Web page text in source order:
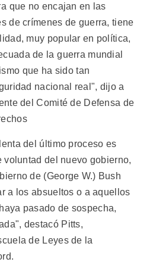
que no encajan en las
de crímenes de guerra, tiene
muy popular en política,
de la guerra mundial
que ha sido tan
nacional real", dijo a
del Comité de Defensa de
del último proceso es
voluntad del nuevo gobierno,
de (George W.) Bush
a los absueltos o a aquellos
pasado de sospecha,
destacó Pitts,
de Leyes de la